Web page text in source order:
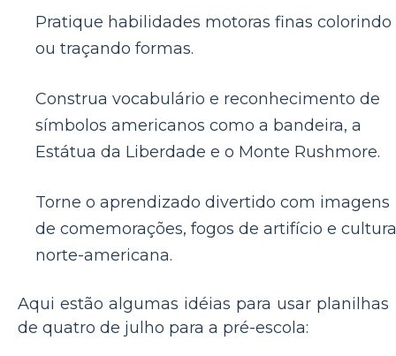
Pratique habilidades motoras finas colorindo
ou traçando formas.
Construa vocabulário e reconhecimento de
símbolos americanos como a bandeira, a
Estátua da Liberdade e o Monte Rushmore.
Torne o aprendizado divertido com imagens
de comemorações, fogos de artifício e cultura
norte-americana.
Aqui estão algumas idéias para usar planilhas
de quatro de julho para a pré-escola: